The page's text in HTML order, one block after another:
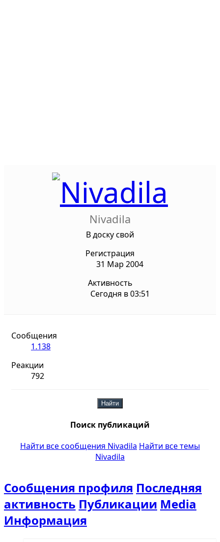
Nivadila
В доску свой
Регистрация
31 Мар 2004
Активность
Сегодня в 03:51
Сообщения
1.138
Реакции
792
Найти
Поиск публикаций
Найти все сообщения Nivadila Найти все темы
Nivadila
Сообщения профиля Последняя
активность Публикации Media
Информация